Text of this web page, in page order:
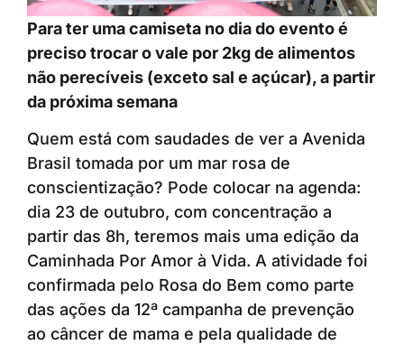
Para ter uma camiseta no dia do evento é
preciso trocar o vale por 2kg de alimentos
não perecíveis (exceto sal e açúcar), a partir
da próxima semana
Quem está com saudades de ver a Avenida
Brasil tomada por um mar rosa de
conscientização? Pode colocar na agenda:
dia 23 de outubro, com concentração a
partir das 8h, teremos mais uma edição da
Caminhada Por Amor à Vida. A atividade foi
confirmada pelo Rosa do Bem como parte
das ações da 12ª campanha de prevenção
ao câncer de mama e pela qualidade de